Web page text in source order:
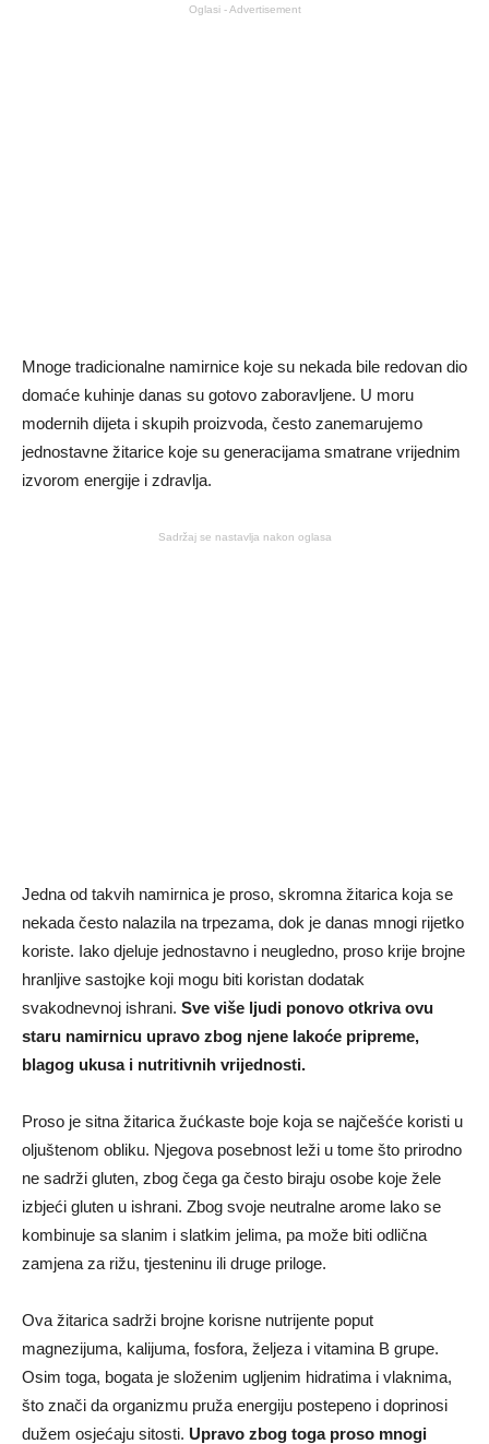
Oglasi - Advertisement
Mnoge tradicionalne namirnice koje su nekada bile redovan dio
domaće kuhinje danas su gotovo zaboravljene. U moru
modernih dijeta i skupih proizvoda, često zanemarujemo
jednostavne žitarice koje su generacijama smatrane vrijednim
izvorom energije i zdravlja.
Sadržaj se nastavlja nakon oglasa
Jedna od takvih namirnica je proso, skromna žitarica koja se
nekada često nalazila na trpezama, dok je danas mnogi rijetko
koriste. Iako djeluje jednostavno i neugledno, proso krije brojne
hranljive sastojke koji mogu biti koristan dodatak
svakodnevnoj ishrani. Sve više ljudi ponovo otkriva ovu
staru namirnicu upravo zbog njene lakoće pripreme,
blagog ukusa i nutritivnih vrijednosti.
Proso je sitna žitarica žućkaste boje koja se najčešće koristi u
oljuštenom obliku. Njegova posebnost leži u tome što prirodno
ne sadrži gluten, zbog čega ga često biraju osobe koje žele
izbjeći gluten u ishrani. Zbog svoje neutralne arome lako se
kombinuje sa slanim i slatkim jelima, pa može biti odlična
zamjena za rižu, tjesteninu ili druge priloge.
Ova žitarica sadrži brojne korisne nutrijente poput
magnezijuma, kalijuma, fosfora, željeza i vitamina B grupe.
Osim toga, bogata je složenim ugljenim hidratima i vlaknima,
što znači da organizmu pruža energiju postepeno i doprinosi
dužem osjećaju sitosti. Upravo zbog toga proso mnogi